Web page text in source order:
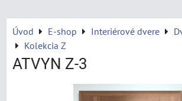
Úvod E-shop Interiérové dvere
Kolekcia Z
ATVYN Z-3